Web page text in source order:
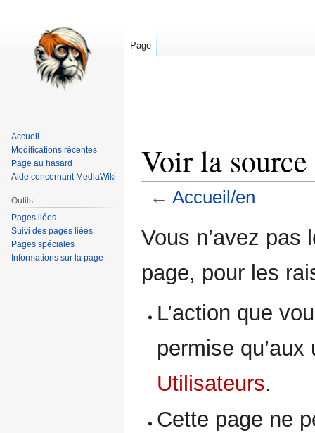
Voir la
← Accueil/en
à
navigation
à
recherche
Vous n’avez pas
page, pour les
L’action que
permise
Utilisateurs.
Cette page ne
Page
Accueil
Modifications récentes
Page au hasard
Aide concernant MediaWiki
Outils
Pages liées
Suivi des pages liées
Pages spéciales
Informations sur la page